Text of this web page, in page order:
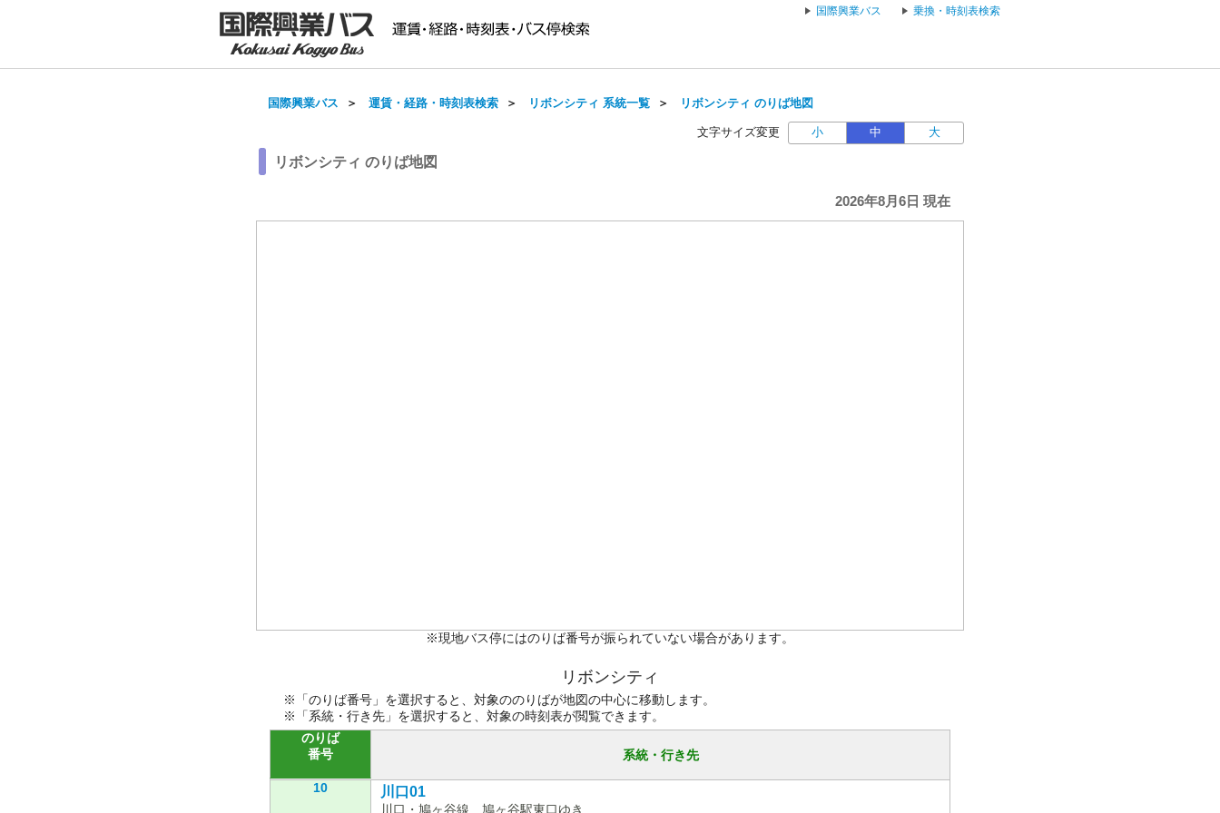
国際興業バス 乗換・時刻表検索
国際興業バス ＞ 運賃・経路・時刻表検索 ＞ リボンシティ 系統一覧 ＞ リボンシティ のりば地図
文字サイズ変更 小 中 大
リボンシティ のりば地図
2026年8月6日 現在
※現地バス停にはのりば番号が振られていない場合があります。
リボンシティ
※「のりば番号」を選択すると、対象ののりばが地図の中心に移動します。
※「系統・行き先」を選択すると、対象の時刻表が閲覧できます。
のりば
番号
系統・行き先
10 川口01
川口・鳩ヶ谷線 鳩ヶ谷駅東口ゆき